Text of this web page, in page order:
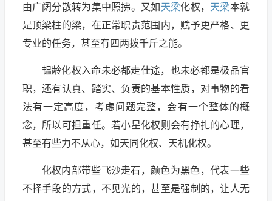
由广阔分散转为集中照拂。又如 天梁化权， 天梁本就
是顶梁柱的梁，在正常职责范围内，赋予更严格、更
专业的任务，甚至有四两拨千斤之能。
韫龄化权入命未必都走仕途，也未必都是极品官
职，还有认真、踏实、负责的基本性质，对事物的看
法有一定高度，考虑问题完整，会有一个整体的概
念，所以可担重任。若小星化权则会有挣扎的心理，
甚至有些力不从心，如天同化权、天机化权。
化权内部带些飞沙走石，颜色为黑色，代表一些
不择手段的方式，不见光的，甚至是强制的，让人无